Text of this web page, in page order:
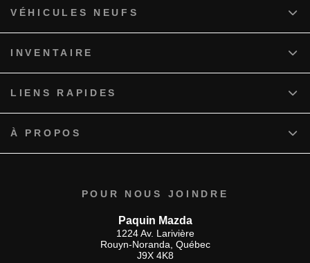
POUR NOUS JOINDRE
Paquin Mazda
1224 Av. Larivière
Rouyn-Noranda Québec
J9X 4K8
VÉHICULES NEUFS
INVENTAIRE
LIENS RAPIDES
À PROPOS